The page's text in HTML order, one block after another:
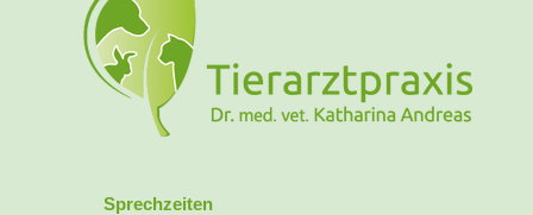
Sprechzeiten